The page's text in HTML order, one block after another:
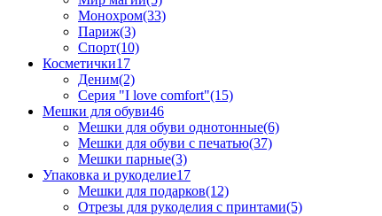
Монохром(33)
Париж(3)
Спорт(10)
Косметички17
Деним(2)
Серия "I love comfort"(15)
Мешки для обуви46
Мешки для обуви однотонные(6)
Мешки для обуви с печатью(37)
Мешки парные(3)
Упаковка и рукоделие17
Мешки для подарков(12)
Отрезы для рукоделия с принтами(5)